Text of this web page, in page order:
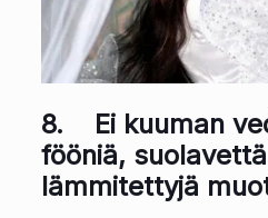
8. Ei kuuman
fööniä,
lämmitettyjä